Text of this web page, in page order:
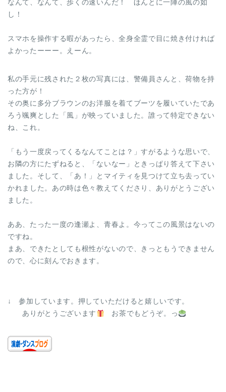
なんて、なんて、歩くの速いんだ！ ほんとに一陣の風の如
し！
スマホを操作する暇があったら、全身全霊で目に焼き付ければ
よかったーーー。えーん。
私の手元に残された２枚の写真には、警備員さんと、荷物を持
った方が！
その奥に多分ブラウンのお洋服を着てブーツを履いていたであ
ろう颯爽とした「風」が映っていました。誰って特定できない
ね、これ。
「もう一度戻ってくるなんてことは？」すがるような思いで、
お隣の方にたずねると、「ないなー」ときっぱり答えて下さい
ました。そして、「あ！」とマイティを見つけて立ち去ってい
かれました。あの時は色々教えてくださり、ありがとうござい
ました。
ああ、たった一度の逢瀬よ、青春よ。今ってこの風景はないの
ですね。
まあ、できたとしても根性がないので、きっともうできません
ので、心に刻んでおきます。
↓ 参加しています。押していただけると嬉しいです。
ありがとうございます
お茶でもどうぞ。っ